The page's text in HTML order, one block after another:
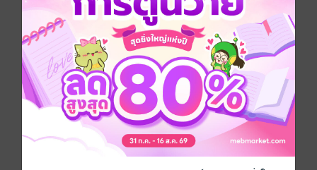
ความยาว 63 หน้า (≈ 6,415 คำ)
ราคาปก 38 บาท (ประหยัด 52%)
เรื่องที่คุณน่าจะสนใจ